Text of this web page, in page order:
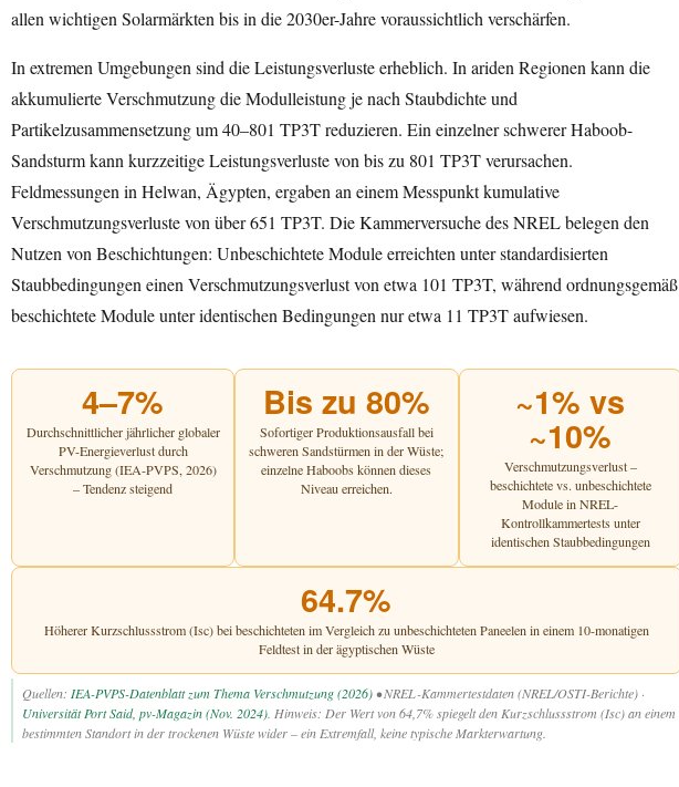
allen wichtigen Solarmärkten bis in die 2030er-Jahre voraussichtlich verschärfen.
In extremen Umgebungen sind die Leistungsverluste erheblich. In ariden Regionen kann die
akkumulierte Verschmutzung die Modulleistung je nach Staubdichte und
Partikelzusammensetzung um 40–801 TP3T reduzieren. Ein einzelner schwerer Haboob-
Sandsturm kann kurzzeitige Leistungsverluste von bis zu 801 TP3T verursachen.
Feldmessungen in Helwan, Ägypten, ergaben an einem Messpunkt kumulative
Verschmutzungsverluste von über 651 TP3T. Die Kammerversuche des NREL belegen den
Nutzen von Beschichtungen: Unbeschichtete Module erreichten unter standardisierten
Staubbedingungen einen Verschmutzungsverlust von etwa 101 TP3T, während ordnungsgemäß
beschichtete Module unter identischen Bedingungen nur etwa 11 TP3T aufwiesen.
4–7%
Durchschnittlicher jährlicher globaler
PV-Energieverlust durch
Verschmutzung (IEA-PVPS, 2026)
– Tendenz steigend
Bis zu 80%
Sofortiger Produktionsausfall bei
schweren Sandstürmen in der Wüste;
einzelne Haboobs können dieses
Niveau erreichen.
~1% vs
~10%
Verschmutzungsverlust –
beschichtete vs. unbeschichtete
Module in NREL-
Kontrollkammertests unter
identischen Staubbedingungen
64.7%
Höherer Kurzschlussstrom (Isc) bei beschichteten im Vergleich zu unbeschichteten Paneelen in einem 10-monatigen
Feldtest in der ägyptischen Wüste
Quellen: IEA-PVPS-Datenblatt zum Thema Verschmutzung (2026)• NREL-Kammertestdaten (NREL/OSTI-Berichte) ·
Universität Port Said, pv-Magazin (Nov. 2024) . Hinweis: Der Wert von 64,7% spiegelt den Kurzschlussstrom (Isc) an einem
bestimmten Standort in der trockenen Wüste wider – ein Extremfall, keine typische Markterwartung.